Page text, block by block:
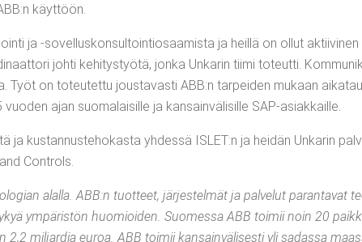
käyttöön.
ja ‑sovel­lus­kon­sul­toin­tio­saa­mis­ta ja heil­lä on ollut
joh­ti kehi­tys­työ­tä, jon­ka Unka­rin tii­mi toteut­ti.
on toteu­tet­tu jous­ta­vas­ti ABB:n tar­pei­den mukaan
ajan suo­ma­lai­sil­le ja kan­sain­vä­li­sil­le SAP-asiakkaille.
ja kus­tan­nus­te­ho­kas­ta yhdes­sä ISLET:n ja hei­dän Unka­rin
Controls.
alal­la. ABB:n tuot­teet, jär­jes­tel­mät ja pal­ve­lut paran­ta­vat
ympä­ris­tön huo­mioi­den. Suo­mes­sa ABB toi­mii noin 20
mil­jar­dia euroa. ABB toi­mii kan­sain­vä­li­ses­ti yli sadas­sa